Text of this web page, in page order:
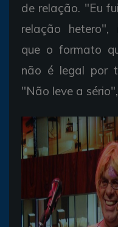
de relação. "Eu
relação hetero",
que o formato
não é legal por
"Não leve a